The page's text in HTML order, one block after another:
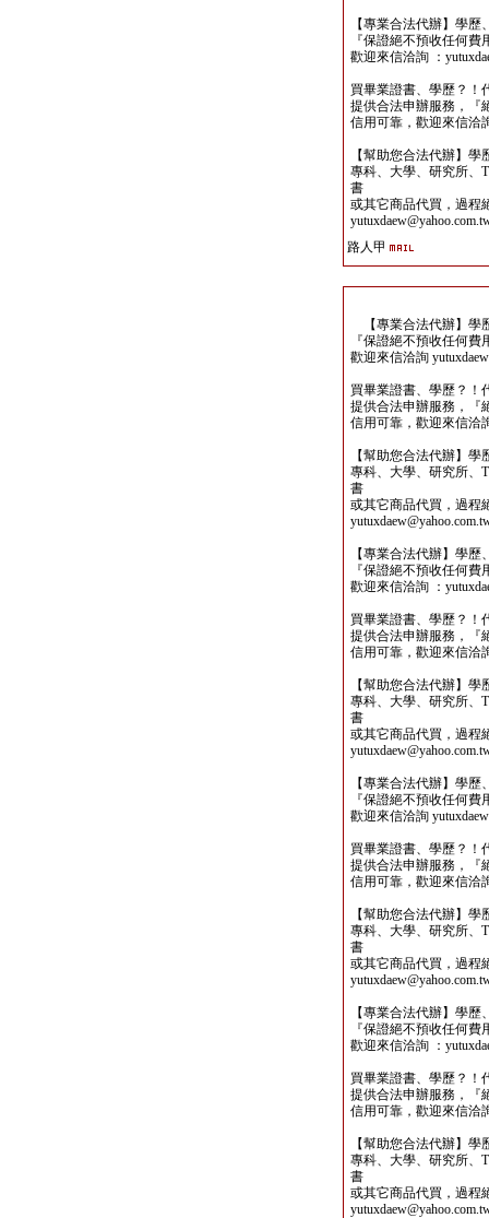
【專業合法代辦】學
『保證絕不預收任何
歡迎來信洽詢 ：
買畢業證書、學歷？！
提供合法申辦服務，『
信用可靠，歡迎來信洽
【幫助您合法代辦】
專科、大學、研究所、
書
或其它商品代買，過程
路人甲
【專業合法代辦】學
『保證絕不預收任何
歡迎來信洽詢
買畢業證書、學歷？！
提供合法申辦服務，『
信用可靠，歡迎來信洽
【幫助您合法代辦】
專科、大學、研究所、
書
或其它商品代買，過程
【專業合法代辦】學
『保證絕不預收任何
歡迎來信洽詢 ：
買畢業證書、學歷？！
提供合法申辦服務，『
信用可靠，歡迎來信洽
【幫助您合法代辦】
專科、大學、研究所、
書
或其它商品代買，過程
【專業合法代辦】學
『保證絕不預收任何
歡迎來信洽詢
買畢業證書、學歷？！
提供合法申辦服務，『
信用可靠，歡迎來信洽
【幫助您合法代辦】
專科、大學、研究所、
書
或其它商品代買，過程
【專業合法代辦】學
『保證絕不預收任何
歡迎來信洽詢 ：
買畢業證書、學歷？！
提供合法申辦服務，『
信用可靠，歡迎來信洽
【幫助您合法代辦】
專科、大學、研究所、
書
或其它商品代買，過程